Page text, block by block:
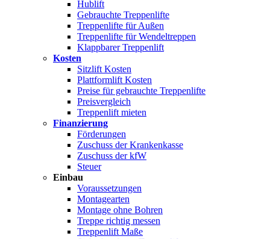
Hublift
Gebrauchte Treppenlifte
Treppenlifte für Außen
Treppenlifte für Wendeltreppen
Klappbarer Treppenlift
Kosten
Sitzlift Kosten
Plattformlift Kosten
Preise für gebrauchte Treppenlifte
Preisvergleich
Treppenlift mieten
Finanzierung
Förderungen
Zuschuss der Krankenkasse
Zuschuss der kfW
Steuer
Einbau
Voraussetzungen
Montagearten
Montage ohne Bohren
Treppe richtig messen
Treppenlift Maße